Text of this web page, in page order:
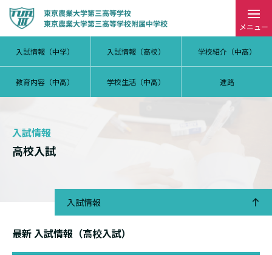
入試情報（中学） 入試情報（高校） 学校紹介（中高）
教育内容（中高） 学校生活（中高） 進路
メニュー
入試情報
高校入試
入試情報
最新 入試情報（高校入試）